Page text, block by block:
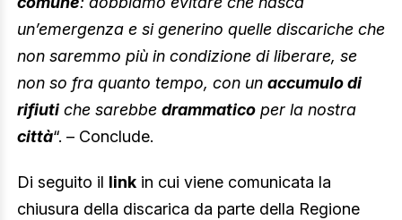
un’emergenza e si generino quelle discariche che
non saremmo più in condizione di liberare, se
non so fra quanto tempo, con un accumulo di
rifiuti che sarebbe drammatico per la nostra
città“. – Conclude.
Di seguito il link in cui viene comunicata la
chiusura della discarica da parte della Regione